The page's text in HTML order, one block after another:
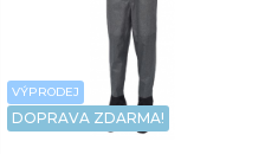
VÝPRODEJ
DOPRAVA ZDARMA!